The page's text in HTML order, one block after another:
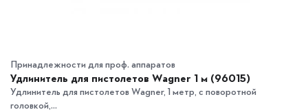
Принадлежности для проф. аппаратов
Удлинитель для пистолетов Wagner 1 м (96015)
Удлинитель для пистолетов Wagner, 1 метр, с поворотной
головкой,...